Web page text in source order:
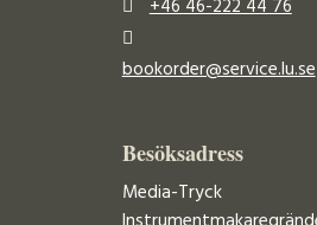
+46 46-222 44 76
bookorder@service.lu.se
Besöksadress
Media-Tryck